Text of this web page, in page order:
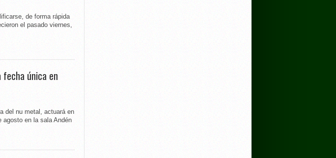
de forma rápida
el pasado viernes,
fecha única en
del nu metal, actuará en
agosto en la sala Andén